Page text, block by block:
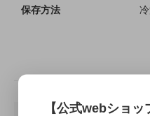
保存方法
【公式webショ